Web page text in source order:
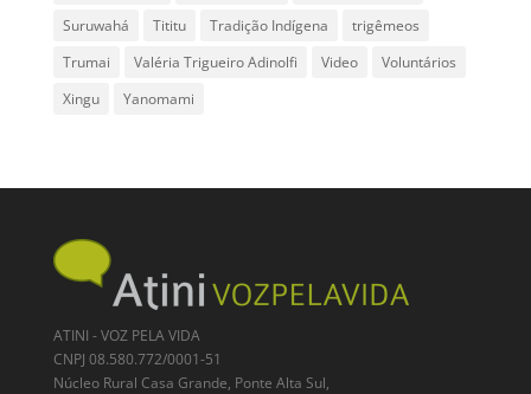
Suruwahá
Tititu Tradição Indígena
trigêmeos
Trumai
Valéria Trigueiro Adinolfi Video
Voluntários
Xingu
Yanomami
ATINI - VOZ PELA VIDA
CNPJ 08.580.772/0001-51
Núcleo Rural Casa Grande, Ponte Alta Sul,